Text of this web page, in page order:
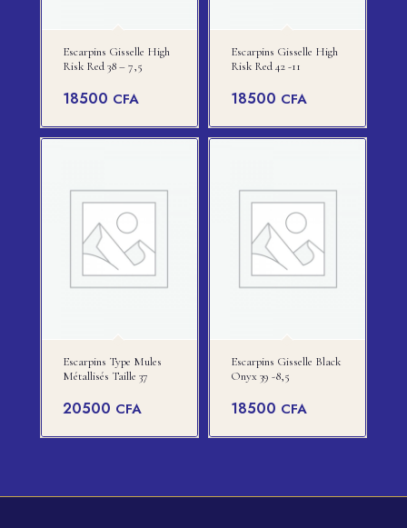
Escarpins Gisselle High
Risk Red 38 – 7,5
18500 CFA
Escarpins Gisselle High
Risk Red 42 -11
18500 CFA
Escarpins Type Mules
Métallisés Taille 37
20500 CFA
Escarpins Gisselle Black
Onyx 39 -8,5
18500 CFA